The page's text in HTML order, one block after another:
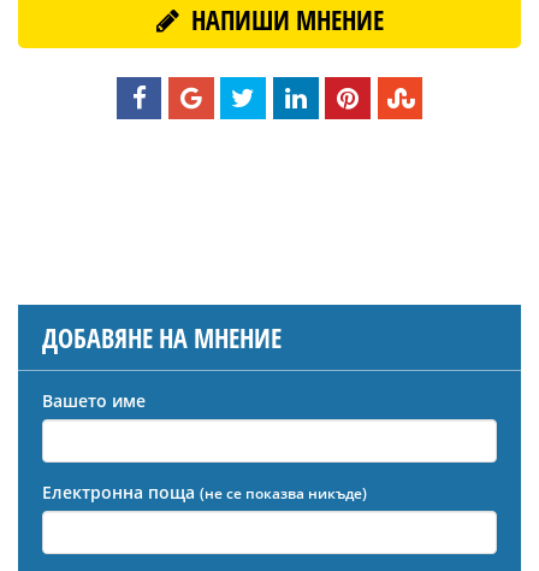
НАПИШИ МНЕНИЕ
ДОБАВЯНЕ НА МНЕНИЕ
Вашето име
Електронна поща (не се показва никъде)